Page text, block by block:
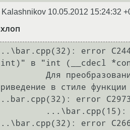
Kalashnikov 10.05.2012 15:24:32
error
в "int (__cdecl
в стиле функции
error
error